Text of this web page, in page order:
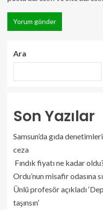
Ara
Son Yazılar
Samsun’da gıda
ceza
Fındık fiyatı ne kadar
Ordu’nun misafir odasına
Ünlü profesör açıkladı
taşınsın’